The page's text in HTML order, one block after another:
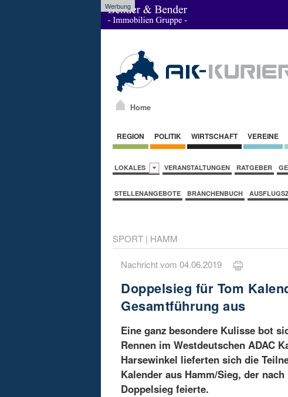
Werbung
Home
REGION POLITIK WIRTSCHAFT VEREINE
LOKALES VERANSTALTUNGEN RATGEBER
STELLENANGEBOTE BRANCHENBUCH
SPORT | HAMM
Nachricht vom 04.06.2019
Doppelsieg für Tom
Gesamtführung aus
Eine ganz besondere Kulisse bot
Rennen im Westdeutschen ADAC
Harsewinkel lieferten sich die
Kalender aus Hamm/Sieg, der
Doppelsieg feierte.